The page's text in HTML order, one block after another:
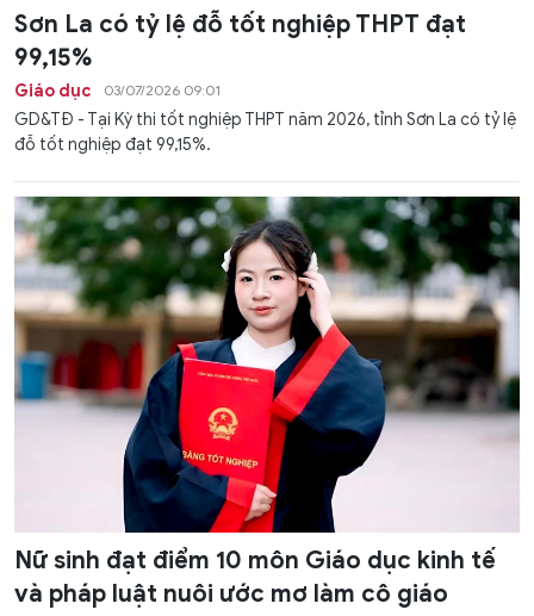
Sơn La có tỷ lệ đỗ tốt nghiệp THPT đạt
99,15%
Giáo dục 03/07/2026 09:01
GD&TĐ - Tại Kỳ thi tốt nghiệp THPT năm 2026, tỉnh Sơn La có tỷ lệ
đỗ tốt nghiệp đạt 99,15%.
Nữ sinh đạt điểm 10 môn Giáo dục kinh tế
và pháp luật nuôi ước mơ làm cô giáo